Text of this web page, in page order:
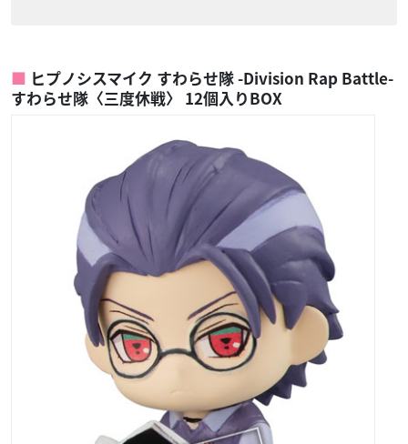
ヒプノシスマイク すわらせ隊 -Division Rap Battle-
すわらせ隊〈三度休戦〉 12個入りBOX